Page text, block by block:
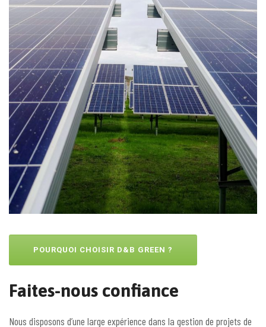
POURQUOI CHOISIR D&B GREEN ?
Faites-nous confiance
Nous disposons d’une large expérience dans la gestion de projets de